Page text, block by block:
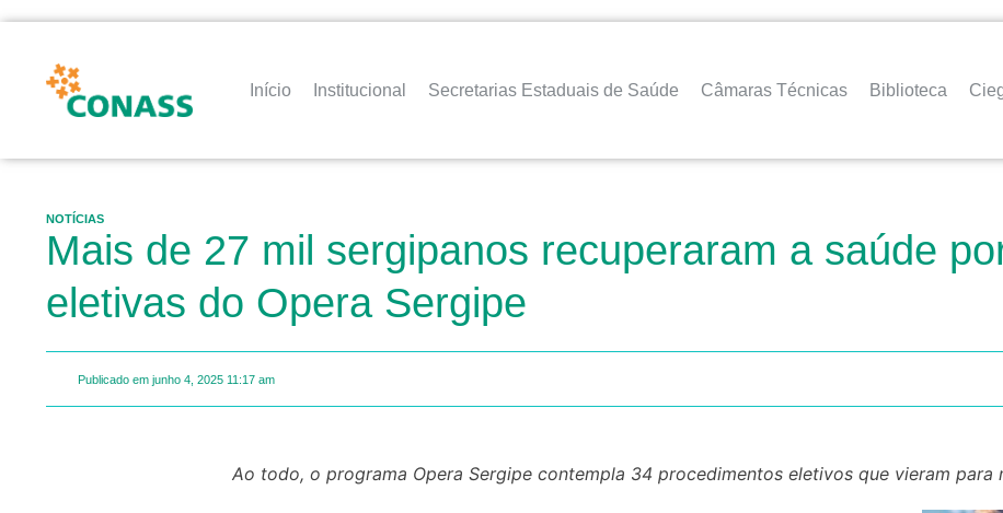
Início Institucional Secretarias Estaduais de Saúde Câmaras Técnicas Biblioteca
NOTÍCIAS
Mais de 27 mil sergipanos recuperaram a saúde
eletivas do Opera Sergipe
Publicado em junho 4, 2025 11:17 am
Ao todo, o programa Opera Sergipe contempla 34 procedimentos eletivos que vieram